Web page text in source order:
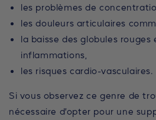
les problèmes de
les douleurs articulaires
la baisse des globules
inflammations,
les risques cardio-vasculaires.
Si vous observez ce genre de
nécessaire d’opter pour une